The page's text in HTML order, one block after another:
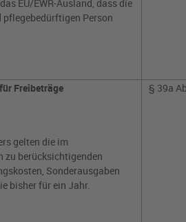
EU/EWR-Ausland, dass die
Person
Freibeträge
gelten die im
zu berücksichtigenden
Sonderausgaben
bisher für ein Jahr.
§ 39a